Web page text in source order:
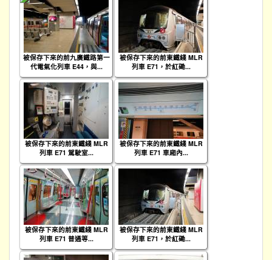
被保存下來的前九廣鐵路第一
代電氣化列車 E44，與...
被保存下來的前東鐵綫 MLR
列車 E71，於紅磡...
被保存下來的前東鐵綫 MLR
列車 E71 駕駛室...
被保存下來的前東鐵綫 MLR
列車 E71 車廂內...
被保存下來的前東鐵綫 MLR
列車 E71 普通等...
被保存下來的前東鐵綫 MLR
列車 E71，於紅磡...